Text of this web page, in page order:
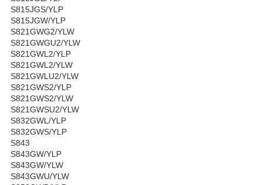
S815JGS/YLP
S815JGW/YLP
S821GWG2/YLW
S821GWGU2/YLW
S821GWL2/YLP
S821GWL2/YLW
S821GWLU2/YLW
S821GWS2/YLP
S821GWS2/YLW
S821GWSU2/YLW
S832GWL/YLP
S832GWS/YLP
S843
S843GW/YLP
S843GW/YLW
S843GWU/YLW